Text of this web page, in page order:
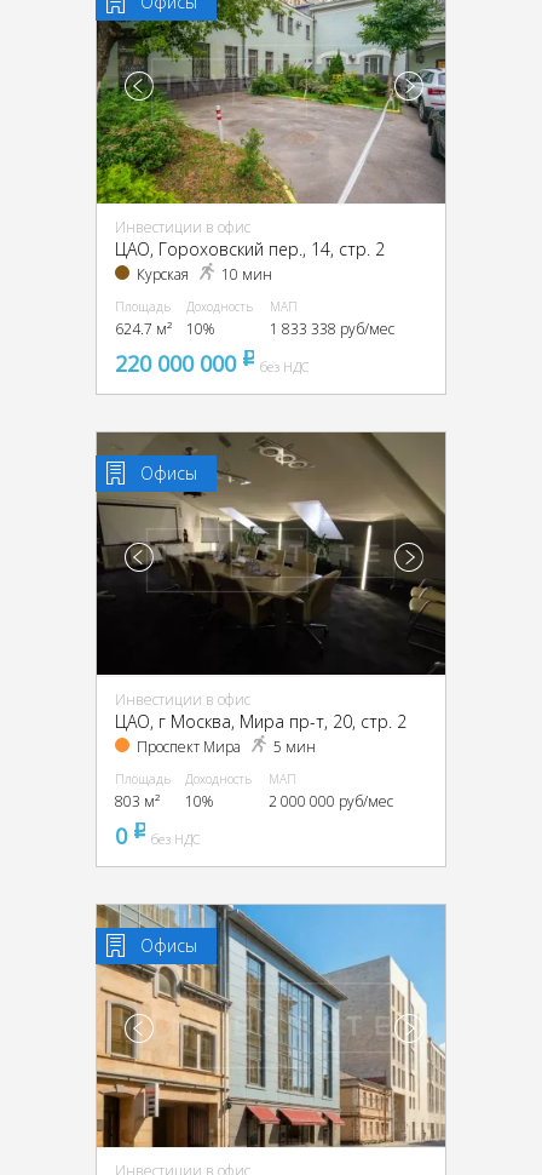
Инвестиции в офис
ЦАО, Гороховский пер., 14, стр. 2
Курская 10 мин
Площадь
624.7 м²
Доходность
10%
МАП
1 833 338 руб/мес
220 000 000 pуббез НДС
Офисы
Инвестиции в офис
ЦАО, г Москва, Мира пр-т, 20, стр. 2
Проспект Мира 5 мин
Площадь
803 м²
Доходность
10%
МАП
2 000 000 руб/мес
0 pуббез НДС
Офисы
Инвестиции в офис